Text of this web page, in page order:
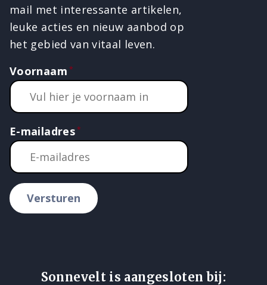
mail met interessante artikelen,
leuke acties en nieuw aanbod op
het gebied van vitaal leven.
Voornaam
E-mailadres
Versturen
Sonnevelt is aangesloten bij: